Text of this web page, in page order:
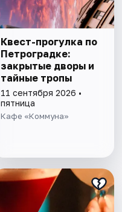
Квест-прогулка по
Петроградке:
закрытые дворы и
тайные тропы
11 сентября 2026 •
пятница
Кафе «Коммуна»